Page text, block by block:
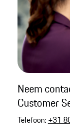
Neem
Customer
Telefoon: +31